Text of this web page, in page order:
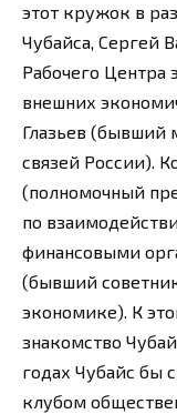
этот кружок в
Чубайса, Сергей
Рабочего
внешних
Глазьев (бывший
связей России).
(полномочный
по
финансовыми
(бывший
экономике). К
знакомство
годах Чубайс бы
клубом